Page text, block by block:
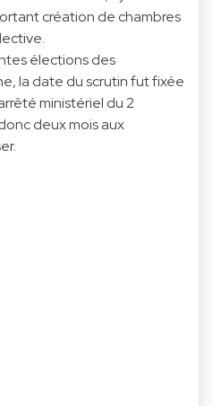
création de chambres
élections des
la date du scrutin fut fixée
ministériel du 2
deux mois aux